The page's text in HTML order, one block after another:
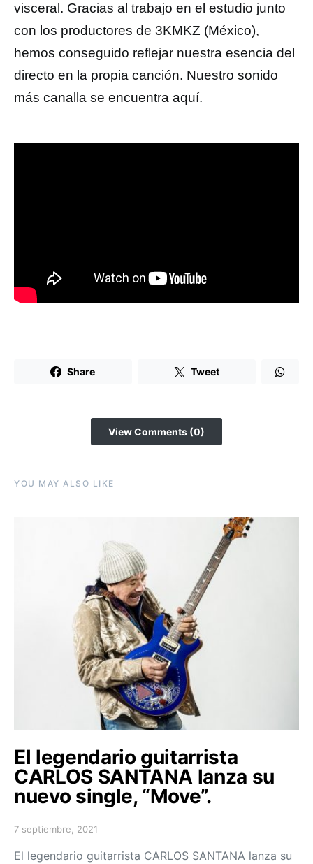
visceral. Gracias al trabajo en el estudio junto
con los productores de 3KMKZ (México),
hemos conseguido reflejar nuestra esencia del
directo en la propia canción. Nuestro sonido
más canalla se encuentra aquí.
Share Tweet
View Comments (0)
YOU MAY ALSO LIKE
El legendario guitarrista
CARLOS SANTANA lanza su
nuevo single, “Move”.
Posted on
7 septiembre, 2021
El legendario guitarrista CARLOS SANTANA lanza su